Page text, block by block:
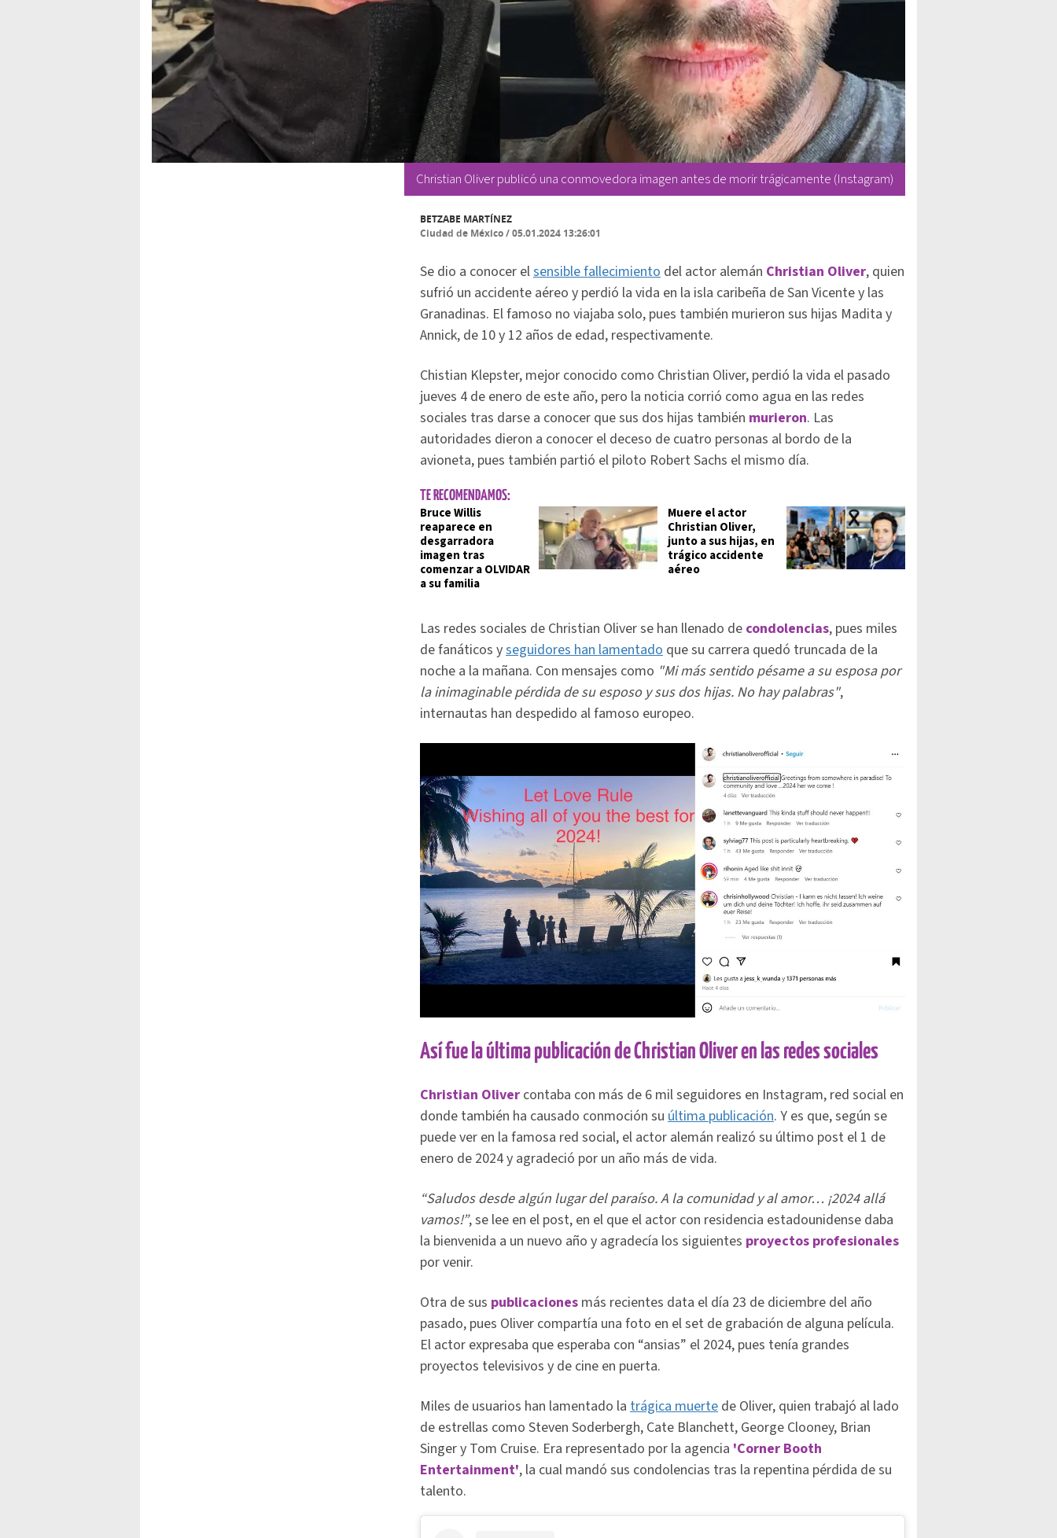
Christian Oliver publicó una conmovedora imagen antes de morir trágicamente (Instagram)
BETZABE MARTÍNEZ
Ciudad de México/05.01.2024 13:26:01
Se dio a conocer elsensible fallecimiento del actor alemán Christian Oliver, quien
sufrió un accidente aéreo y perdió la vida en la isla caribeña de San Vicente y las
Granadinas. El famoso no viajaba solo, pues también murieron sus hijas Madita y
Annick, de 10 y 12 años de edad, respectivamente.
Chistian Klepster, mejor conocido como Christian Oliver, perdió la vida el pasado
jueves 4 de enero de este año, pero la noticia corrió como agua en las redes
sociales tras darse a conocer que sus dos hijas también murieron. Las
autoridades dieron a conocer el deceso de cuatro personas al bordo de la
avioneta, pues también partió el piloto Robert Sachs el mismo día.
TE RECOMENDAMOS:
Bruce Willis
reaparece en
desgarradora
imagen tras
comenzar a OLVIDAR
a su familia
Muere el actor
Christian Oliver,
junto a sus hijas, en
trágico accidente
aéreo
Las redes sociales de Christian Oliver se han llenado de condolencias, pues miles
de fanáticos yseguidores han lamentado que su carrera quedó truncada de la
noche a la mañana. Con mensajes como "Mi más sentido pésame a su esposa por
la inimaginable pérdida de su esposo y sus dos hijas. No hay palabras",
internautas han despedido al famoso europeo.
Así fue la última publicación de Christian Oliver en las redes sociales
Christian Oliver contaba con más de 6 mil seguidores en Instagram, red social en
donde también ha causado conmoción su última publicación. Y es que, según se
puede ver en la famosa red social, el actor alemán realizó su último post el 1 de
enero de 2024 y agradeció por un año más de vida.
“Saludos desde algún lugar del paraíso. A la comunidad y al amor… ¡2024 allá
vamos!”, se lee en el post, en el que el actor con residencia estadounidense daba
la bienvenida a un nuevo año y agradecía los siguientes proyectos profesionales
por venir.
Otra de sus publicaciones más recientes data el día 23 de diciembre del año
pasado, pues Oliver compartía una foto en el set de grabación de alguna película.
El actor expresaba que esperaba con “ansias” el 2024, pues tenía grandes
proyectos televisivos y de cine en puerta.
Miles de usuarios han lamentado la trágica muerte de Oliver, quien trabajó al lado
de estrellas como Steven Soderbergh, Cate Blanchett, George Clooney, Brian
Singer y Tom Cruise. Era representado por la agencia 'Corner Booth
Entertainment', la cual mandó sus condolencias tras la repentina pérdida de su
talento.